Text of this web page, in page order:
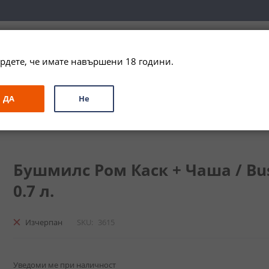
ЗА ПОДАРЪК ПРОМО СПЕЦИАЛНИ ПРЕДЛОЖЕНИЯ
Rum Cask Finish + Glass
Бушмилс Ром Каск + Чаша /
0.7 л.
Изчерпан SKU 3615
Уведоми ме при наличност
че имате навършени 18 години.
ДА Не